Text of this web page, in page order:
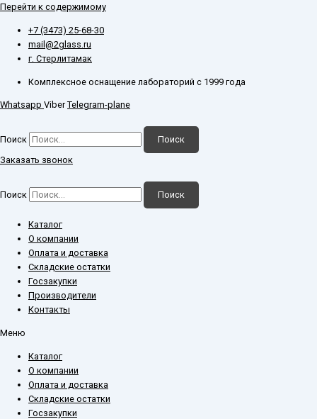
Перейти к содержимому
+7 (3473) 25-68-30
mail@2glass.ru
г. Стерлитамак
Комплексное оснащение лабораторий с 1999 года
Whatsapp Viber Telegram-plane
Поиск
Поиск
Заказать звонок
Поиск Поиск
Каталог
О компании
Оплата и доставка
Складские остатки
Госзакупки
Производители
Контакты
Меню
Каталог
О компании
Оплата и доставка
Складские остатки
Госзакупки